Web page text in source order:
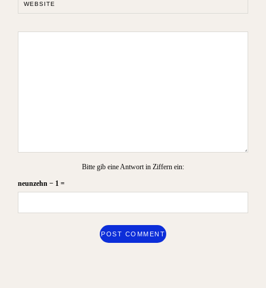
WEBSITE
Bitte gib eine Antwort in Ziffern ein:
neunzehn − 1 =